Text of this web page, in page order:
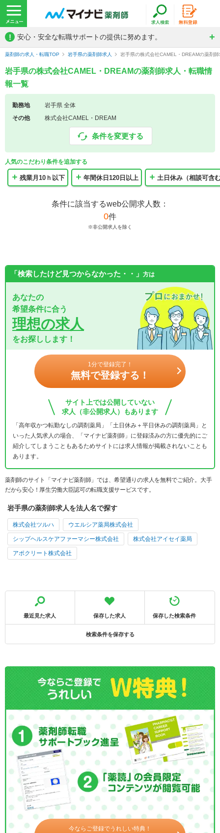
! 安心・安全な転職サポートの提供に努めます。
薬剤師の求人・転職TOP 岩手県の薬剤師求人 岩手県の株式会社CAMEL・DREAMの薬剤
岩手県の株式会社CAMEL・DREAMの薬剤師求人・転職情
報一覧
勤務地
岩手県 全体
その他
株式会社CAMEL・DREAM
条件を変更する
人気のこだわり条件を追加する
残業月10ｈ以下 年間休日120日以上 土日休み（相談可含
条件に該当するweb公開求人数：
0件
※非公開求人を除く
「検索したけど見つからなかった・・」 方は
あなたの
希望条件に合う
理想の求人
をお探しします！
1分で登録完了！
無料で登録する！
サイト上では公開していない
求人（非公開求人）もあります
「高年収かつ転勤なしの調剤薬局」「土日休み＋平日休みの調剤薬局」と
いった人気求人の場合、「マイナビ薬剤師」に登録済みの方に優先的にご
紹介してしまうこともあるためサイトには求人情報が掲載されないことも
あります。
薬剤師のサイト「マイナビ薬剤師」では、希望通りの求人を無料でご紹介。大手
だから安心！厚生労働大臣認可の転職支援サービスです。
岩手県の薬剤師求人を法人名で探す
株式会社ツルハ ウエルシア薬局株式会社
シップヘルスケアファーマシー株式会社 株式会社アイセイ薬局
アポクリート株式会社
最近見た求人 保存した求人 保存した検索条件
検索条件を保存する
今ならご登録でうれしい特典！